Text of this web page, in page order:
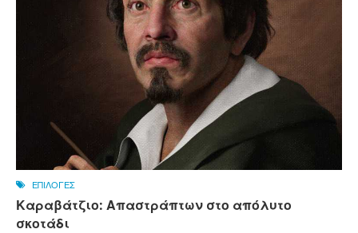
ΕΠΙΛΟΓΕΣ
Καραβάτζιο: Απαστράπτων στο απόλυτο
σκοτάδι